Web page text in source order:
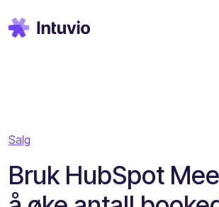
Salg
Bruk HubSpot